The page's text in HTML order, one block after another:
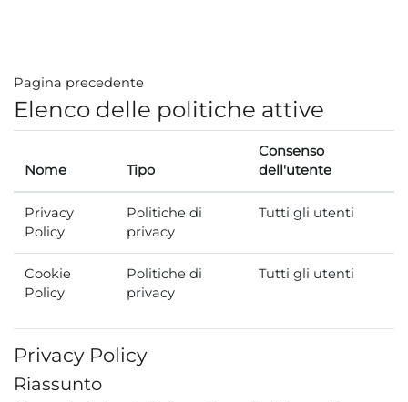
Pagina precedente
Elenco delle politiche attive
Nome Tipo
Consenso
dell'utente
Privacy
Policy
Politiche di
privacy
Tutti gli utenti
Cookie
Policy
Politiche di
privacy
Tutti gli utenti
Privacy Policy
Riassunto